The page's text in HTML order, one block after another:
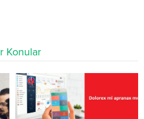
Konular